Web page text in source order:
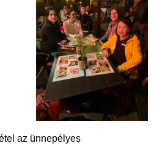
az ünnepélyes